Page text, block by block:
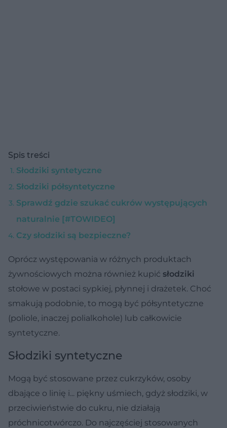
Spis treści
Słodziki syntetyczne
Słodziki półsyntetyczne
Sprawdź gdzie szukać cukrów występujących
naturalnie [#TOWIDEO]
Czy słodziki są bezpieczne?
Oprócz występowania w różnych produktach
żywnościowych można również kupić słodziki
stołowe w postaci sypkiej, płynnej i drażetek. Choć
smakują podobnie, to mogą być półsyntetyczne
(poliole, inaczej polialkohole) lub całkowicie
syntetyczne.
Słodziki syntetyczne
Mogą być stosowane przez cukrzyków, osoby
dbające o linię i... piękny uśmiech, gdyż słodziki, w
przeciwieństwie do cukru, nie działają
próchnicotwórczo. Do najczęściej stosowanych